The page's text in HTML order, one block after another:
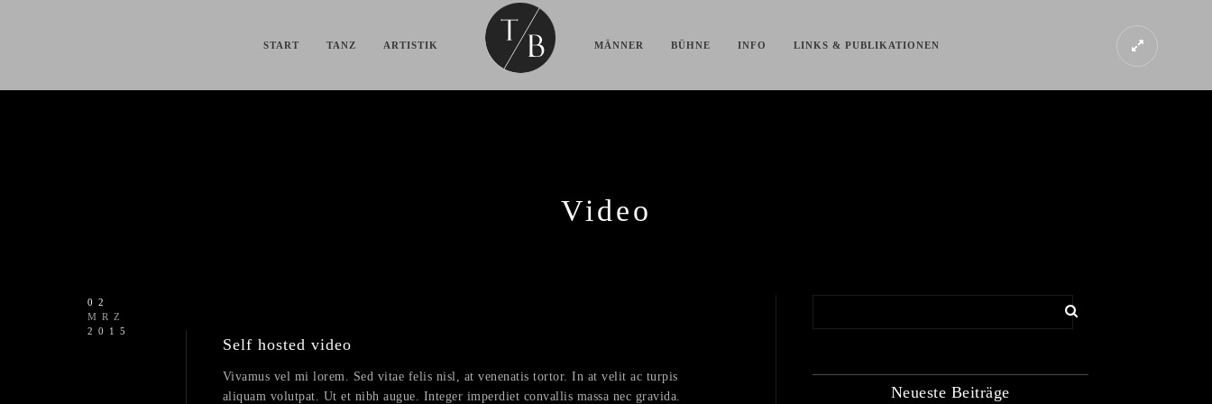
START TANZ ARTISTIK MÄNNER BÜHNE INFO LINKS & PUBLIKATIONEN
Video
02
MRZ
2015
Self hosted video
Vivamus vel mi lorem. Sed vitae felis nisl, at venenatis tortor. In at velit ac turpis
aliquam volutpat. Ut et nibh augue. Integer imperdiet convallis massa nec gravida.
Neueste Beiträge